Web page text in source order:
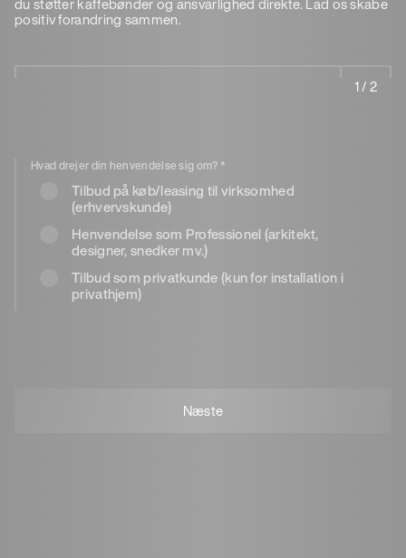
positiv forandring sammen.
1 / 2
Hvad drejer din henvendelse sig om?*
Tilbud på køb/leasing til virksomhed
(erhvervskunde)
Henvendelse som Professionel (arkitekt,
designer, snedker mv.)
Tilbud som privatkunde (kun for installation i
privathjem)